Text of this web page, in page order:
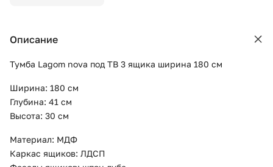
Описание
Тумба Lagom nova под ТВ 3 ящика ширина 180 см
Ширина: 180 см
Глубина: 41 см
Высота: 30 см
Материал: МДФ
Каркас ящиков: ЛДСП